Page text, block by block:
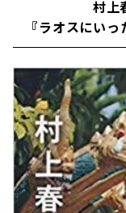
村上
『ラオスにい